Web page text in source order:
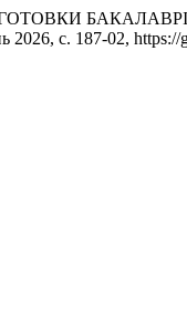
2026, с. 187-02,